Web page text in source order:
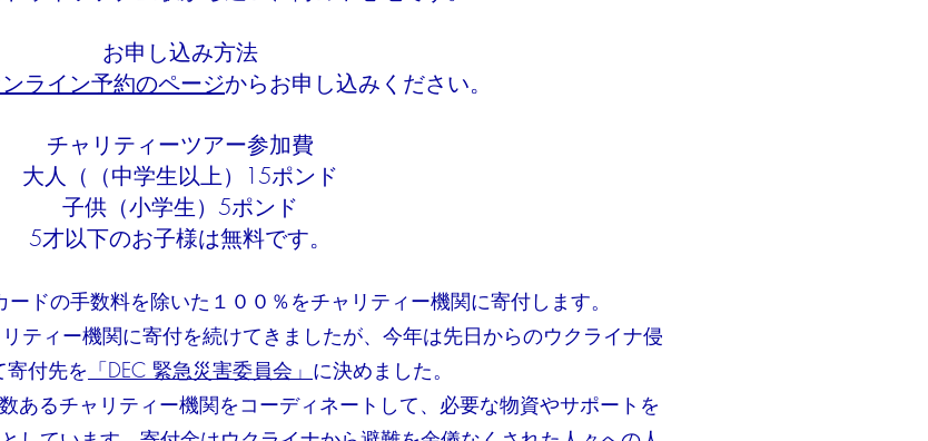
お申し込み方法
ライン予約のページからお申し込みください。
チャリティーツアー参加費
大人（（中学生以上）15ポンド
子供（小学生）5ポンド
5才以下のお子様は無料です。
ドの手数料を除いた１００％をチャリティー機関に寄付します。
ティー機関に寄付を続けてきましたが、今年は先日からのウクライナ侵
寄付先を 「DEC 緊急災害委員会」 に決めました。
あるチャリティー機関をコーディネートして、必要な物資やサポートを